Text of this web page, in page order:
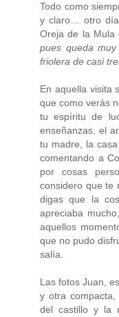
Todo como
y claro… otro
Oreja de la Mula
pues queda
friolera de casi
En aquella visita
que como verás
tu espíritu de
enseñanzas, el
tu madre, la
comentando a
por cosas
considero que te
digas que la
apreciaba
aquellos
que no pudo
salía.
Las fotos Juan,
y otra
del castillo y la